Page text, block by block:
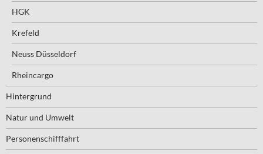
HGK
Krefeld
Neuss Düsseldorf
Rheincargo
Hintergrund
Natur und Umwelt
Personenschifffahrt